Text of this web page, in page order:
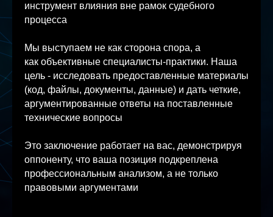
вы сможете использовать как мощный
инструмент влияния вне рамок судебного
Мы выступаем не как сторона спора, а
как объективные специалисты-практики. Наша
цель - исследовать предоставленные материалы
(код, файлы, документы, данные) и дать четкие,
аргументированные ответы на поставленные
Это заключение работает на вас, демонстрируя
оппоненту, что ваша позиция подкреплена
профессиональным анализом, а не только